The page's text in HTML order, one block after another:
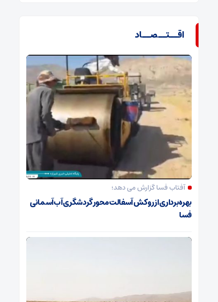
اقــتــصــاد
آفتاب فسا گزارش می دهد؛
بهره‌برداری از روکش آسفالت محور گردشگری آب‌آسمانی
فسا